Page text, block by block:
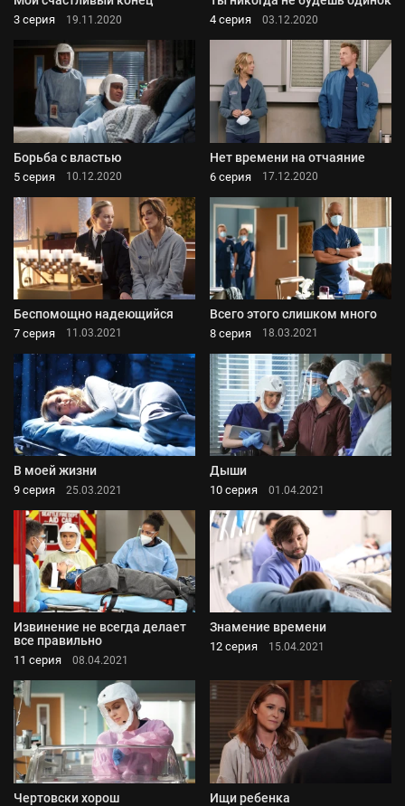
3 серия 19.11.2020 4 серия 03.12.2020
Борьба с властью
5 серия 10.12.2020
Нет времени на отчаяние
6 серия 17.12.2020
Беспомощно надеющийся
7 серия 11.03.2021
Всего этого слишком много
8 серия 18.03.2021
В моей жизни
9 серия 25.03.2021
Дыши
10 серия 01.04.2021
Извинение не всегда делает
все правильно
11 серия 08.04.2021
Знамение времени
12 серия 15.04.2021
Чертовски хорош Ищи ребенка